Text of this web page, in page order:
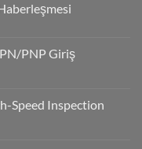
PNP Giriş
Speed Inspection